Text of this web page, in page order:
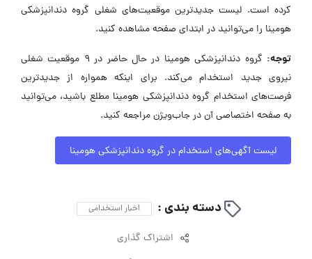
کرده است. لیست جدیدترین موقعیت‌های شغلی گروه دندانپزشکی
هومینا را می‌توانید در ابتدای صفحه مشاهده کنید.
توجه:
گروه دندانپزشکی هومینا در حال حاضر در ۹ موقعیت شغلی
نیروی جدید استخدام می‌کند. برای اینکه همواره از جدیدترین
فرصت‌های استخدام گروه دندانپزشکی هومینا مطلع باشید، می‌توانید
به صفحه اختصاصی آن در جاب‌ویژن مراجعه کنید.
لیست آگهی‌های استخدام در گروه دندانپزشکی هومینا
دسته بندی : اخبار استخدامی
اشتراک گذاری